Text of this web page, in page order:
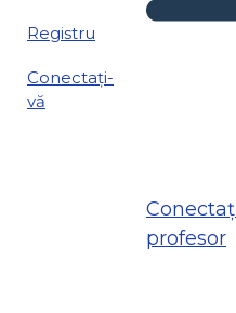
Registru
Conectați-
vă
profesor